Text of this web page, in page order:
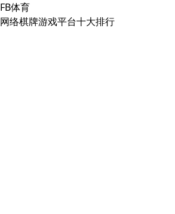
FB体育
网络棋牌游戏平台十大排行